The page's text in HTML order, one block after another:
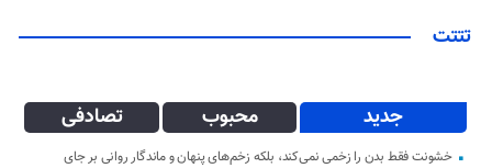
تتتت
جدید محبوب تصادفی
خشونت فقط بدن را زخمی نمی‌کند، بلکه زخم‌های پنهان و ماندگار روانی بر جای